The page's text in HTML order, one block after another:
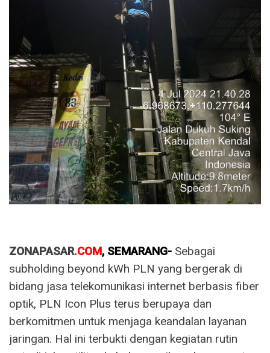
ZONAPASAR.COM, SEMARANG- Sebagai
subholding beyond kWh PLN yang bergerak di
bidang jasa telekomunikasi internet berbasis fiber
optik, PLN Icon Plus terus berupaya dan
berkomitmen untuk menjaga keandalan layanan
jaringan. Hal ini terbukti dengan kegiatan rutin